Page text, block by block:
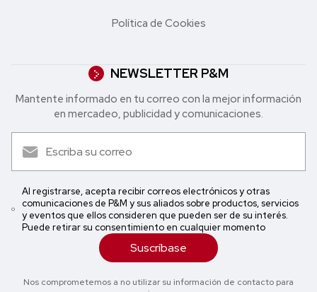
Política de Cookies
NEWSLETTER P&M
Mantente informado en tu correo con la mejor in formación
en mercadeo, publicidad y comunicaciones.
Al registrarse, acepta recibir correos electrónicos y otras
comunicaciones de P&M y sus aliados sobre productos, servicios
y eventos que ellos consideren que pueden ser de su interés.
Puede retirar su consentimiento en cualquier momento
Suscríbase
Nos comprometemos a no utilizar su información de contacto para